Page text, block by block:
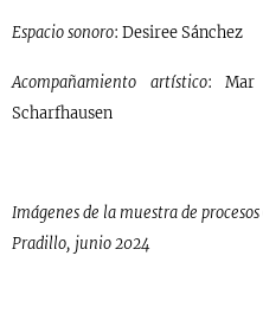
Espacio sonoro: Desiree Sánchez
Acompañamiento artístico: Mar
Scharfhausen
Imágenes de la muestra de
Pradillo, junio 2024